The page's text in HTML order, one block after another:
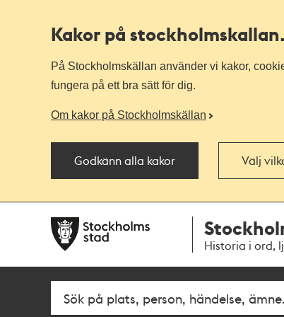
Kakor på stockholmskallan
På Stockholmskällan använder vi kakor,
fungera på ett bra sätt för dig.
Om kakor på Stockholmskällan
Godkänn alla kakor Välj
navigationen
huvudinnehållet
Historia i ord,
Fritextsök